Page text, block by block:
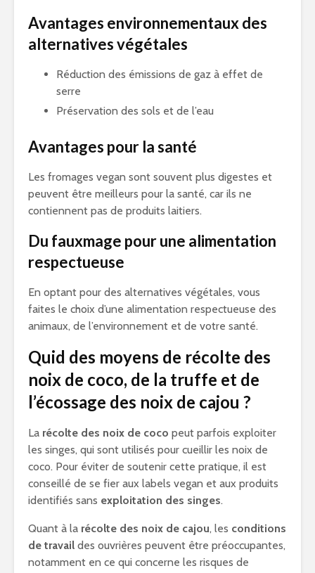
Avantages environnementaux des
alternatives végétales
Réduction des émissions de gaz à effet de
serre
Préservation des sols et de l’eau
Avantages pour la santé
Les fromages vegan sont souvent plus digestes et
peuvent être meilleurs pour la santé, car ils ne
contiennent pas de produits laitiers.
Du fauxmage pour une alimentation
respectueuse
En optant pour des alternatives végétales, vous
faites le choix d’une alimentation respectueuse des
animaux, de l’environnement et de votre santé.
Quid des moyens de récolte des
noix de coco, de la truffe et de
l’écossage des noix de cajou ?
La récolte des noix de coco peut parfois exploiter
les singes, qui sont utilisés pour cueillir les noix de
coco. Pour éviter de soutenir cette pratique, il est
conseillé de se fier aux labels vegan et aux produits
identifiés sans exploitation des singes.
Quant à la récolte des noix de cajou, les conditions
de travail des ouvrières peuvent être préoccupantes,
notamment en ce qui concerne les risques de